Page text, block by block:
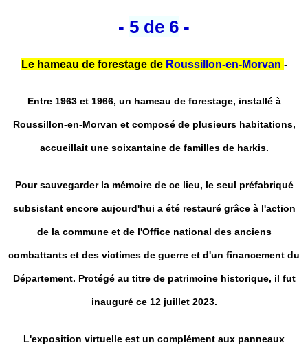
- 5 de 6 -
Le hameau de forestage de Roussillon-en-Morvan -
Entre 1963 et 1966, un hameau de forestage, installé à
Roussillon-en-Morvan et composé de plusieurs habitations,
accueillait une soixantaine de familles de harkis.
Pour sauvegarder la mémoire de ce lieu, le seul préfabriqué
subsistant encore aujourd'hui a été restauré grâce à l'action
de la commune et de l'Office national des anciens
combattants et des victimes de guerre et d'un financement du
Département. Protégé au titre de patrimoine historique, il fut
inauguré ce 12 juillet 2023.
L'exposition virtuelle est un complément aux panneaux